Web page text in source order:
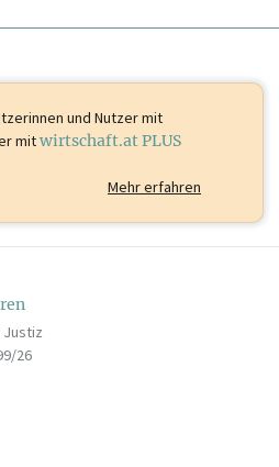
und Nutzer mit
mitwirtschaft.at PLUS
Mehr erfahren
Justiz
26